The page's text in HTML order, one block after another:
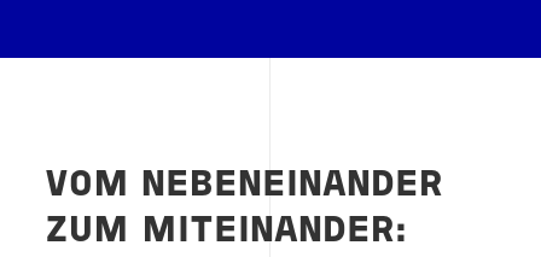
VOM NEBENEINANDER
ZUM MITEINANDER: